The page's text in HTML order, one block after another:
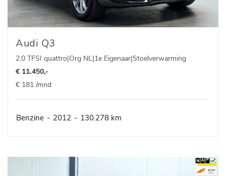
Audi Q3
2.0 TFSI quattro|Org NL|1e Eigenaar|Stoelverwarming
€ 11.450,-
€ 181 /mnd
Benzine - 2012 - 130.278 km